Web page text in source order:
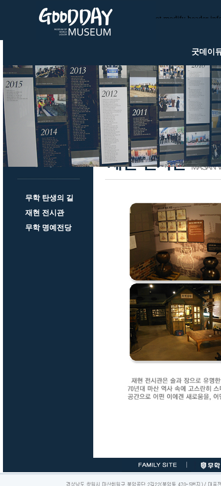
Warning
: Cannot modify header
/usr/local/httpd/htdocs/
굿데이
무학 탄생의 길
재현 전시관
무학 명예전당